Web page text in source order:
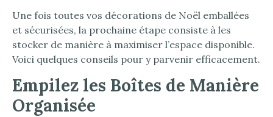
Une fois toutes vos décorations de Noël emballées
et sécurisées, la prochaine étape consiste à les
stocker de manière à maximiser l’espace disponible.
Voici quelques conseils pour y parvenir efficacement.
Empilez les Boîtes de Manière
Organisée